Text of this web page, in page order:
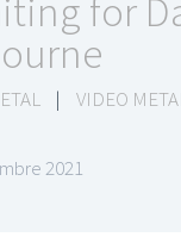
for
| VIDEO
2021
RIFFIFI –